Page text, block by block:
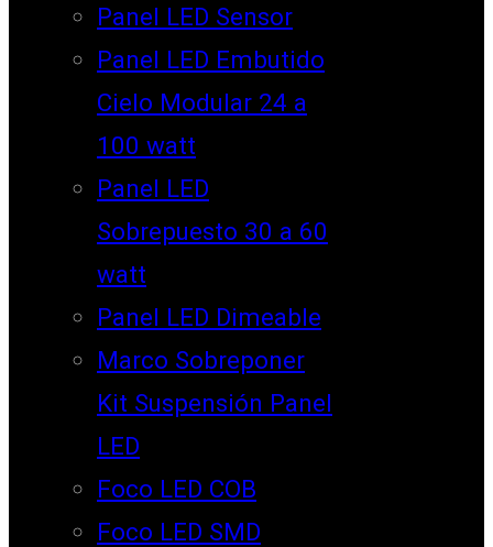
Panel LED Sensor
Panel LED Embutido
Cielo Modular 24 a
100 watt
Panel LED
Sobrepuesto 30 a 60
watt
Panel LED Dimeable
Marco Sobreponer
Kit Suspensión Panel
LED
Foco LED COB
Foco LED SMD